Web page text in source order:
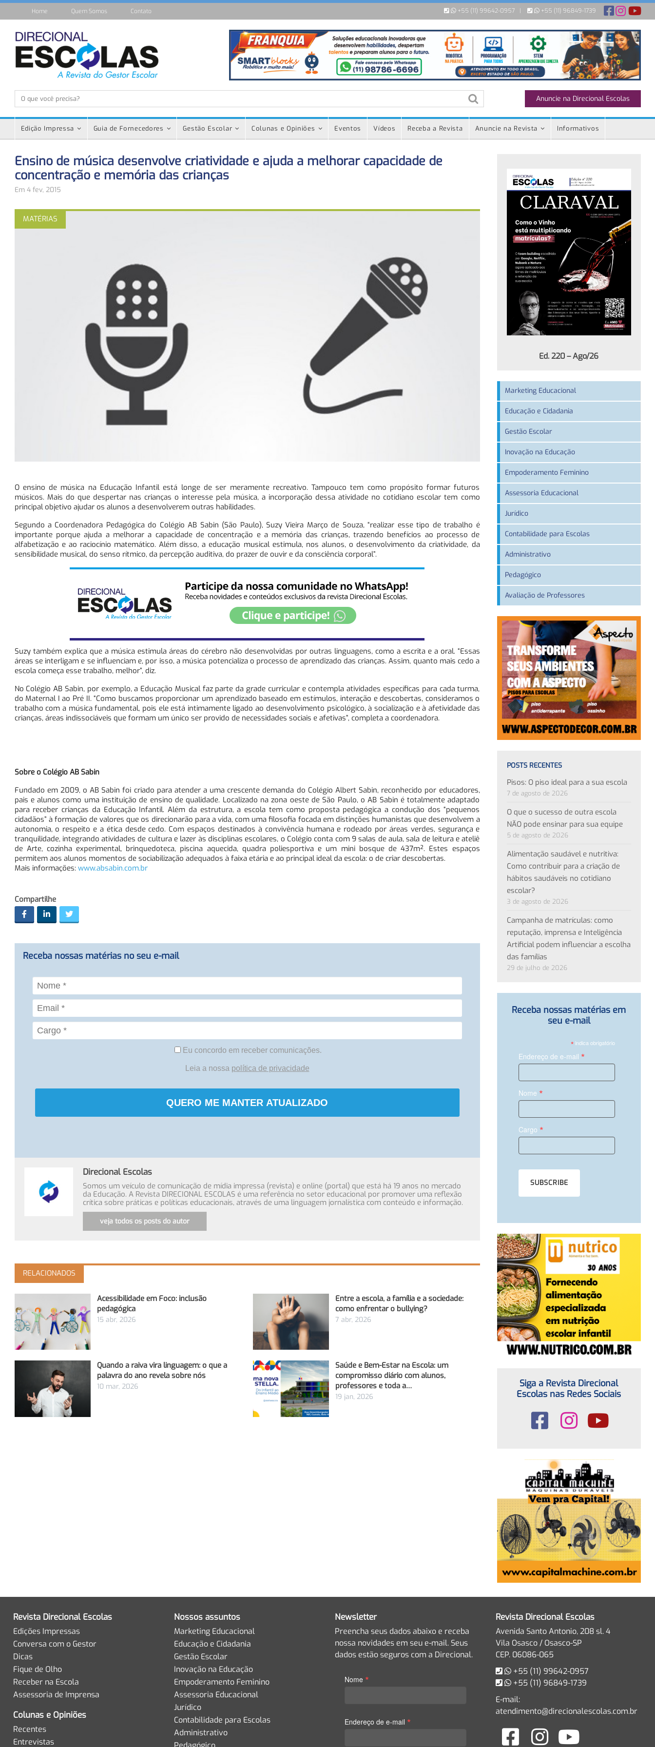
+55 (11) 99642-0957 | +55 (11) 96849-1739
Home Quem Somos Contato
Anuncie na Direcional Escolas
Edição Impressa Guia de Fornecedores Gestão Escolar Colunas e Opiniões Eventos Vídeos Receba a Revista Anuncie na Revista Informativos
Ensino de música desenvolve criatividade e ajuda a melhorar capacidade de
concentração e memória das crianças
Em 4 fev, 2015
MATÉRIAS
O ensino de música na Educação Infantil está longe de ser meramente recreativo. Tampouco tem como propósito formar futuros
músicos. Mais do que despertar nas crianças o interesse pela música, a incorporação dessa atividade no cotidiano escolar tem como
principal objetivo ajudar os alunos a desenvolverem outras habilidades.
Segundo a Coordenadora Pedagógica do Colégio AB Sabin (São Paulo), Suzy Vieira Março de Souza, “realizar esse tipo de trabalho é
importante porque ajuda a melhorar a capacidade de concentração e a memória das crianças, trazendo benefícios ao processo de
alfabetização e ao raciocínio matemático. Além disso, a educação musical estimula, nos alunos, o desenvolvimento da criatividade, da
sensibilidade musical, do senso rítmico, da percepção auditiva, do prazer de ouvir e da consciência corporal”.
Suzy também explica que a música estimula áreas do cérebro não desenvolvidas por outras linguagens, como a escrita e a oral. “Essas
áreas se interligam e se influenciam e, por isso, a música potencializa o processo de aprendizado das crianças. Assim, quanto mais cedo a
escola começa esse trabalho, melhor”, diz.
No Colégio AB Sabin, por exemplo, a Educação Musical faz parte da grade curricular e contempla atividades específicas para cada turma,
do Maternal I ao Pré II. “Como buscamos proporcionar um aprendizado baseado em estímulos, interação e descobertas, consideramos o
trabalho com a música fundamental, pois ele está intimamente ligado ao desenvolvimento psicológico, à socialização e à afetividade das
crianças, áreas indissociáveis que formam um único ser provido de necessidades sociais e afetivas”, completa a coordenadora.
Sobre o Colégio AB Sabin
Fundado em 2009, o AB Sabin foi criado para atender a uma crescente demanda do Colégio Albert Sabin, reconhecido por educadores,
pais e alunos como uma instituição de ensino de qualidade. Localizado na zona oeste de São Paulo, o AB Sabin é totalmente adaptado
para receber crianças da Educação Infantil. Além da estrutura, a escola tem como proposta pedagógica a condução dos “pequenos
cidadãos” à formação de valores que os direcionarão para a vida, com uma filosofia focada em distinções humanistas que desenvolvem a
autonomia, o respeito e a ética desde cedo. Com espaços destinados à convivência humana e rodeado por áreas verdes, segurança e
tranquilidade, integrando atividades de cultura e lazer às disciplinas escolares, o Colégio conta com 9 salas de aula, sala de leitura e ateliê
de Arte, cozinha experimental, brinquedoteca, piscina aquecida, quadra poliesportiva e um mini bosque de 437m². Estes espaços
permitem aos alunos momentos de sociabilização adequados à faixa etária e ao principal ideal da escola: o de criar descobertas.
Mais informações: www.absabin.com.br
Compartilhe
Receba nossas matérias no seu e-mail
Eu concordo em receber comunicações.
Leia a nossa política de privacidade
QUERO ME MANTER ATUALIZADO
Direcional Escolas
Somos um veículo de comunicação de mídia impressa (revista) e online (portal) que está há 19 anos no mercado
da Educação. A Revista DIRECIONAL ESCOLAS é uma referência no setor educacional por promover uma reflexão
crítica sobre práticas e políticas educacionais, através de uma linguagem jornalística com conteúdo e informação.
veja todos os posts do autor
RELACIONADOS
Acessibilidade em Foco: inclusão
pedagógica
15 abr, 2026
Entre a escola, a família e a sociedade:
como enfrentar o bullying?
7 abr, 2026
Quando a raiva vira linguagem: o que a
palavra do ano revela sobre nós
10 mar, 2026
Saúde e Bem-Estar na Escola: um
compromisso diário com alunos,
professores e toda a…
19 jan, 2026
Ed. 220 – Ago/26
Marketing Educacional
Educação e Cidadania
Gestão Escolar
Inovação na Educação
Empoderamento Feminino
Assessoria Educacional
Jurídico
Contabilidade para Escolas
Administrativo
Pedagógico
Avaliação de Professores
POSTS RECENTES
Pisos: O piso ideal para a sua escola
7 de agosto de 2026
O que o sucesso de outra escola
NÃO pode ensinar para sua equipe
5 de agosto de 2026
Alimentação saudável e nutritiva:
Como contribuir para a criação de
hábitos saudáveis no cotidiano
escolar?
3 de agosto de 2026
Campanha de matrículas: como
reputação, imprensa e Inteligência
Artificial podem influenciar a escolha
das famílias
29 de julho de 2026
Receba nossas matérias em
seu e-mail
* indica obrigatório
Endereço de e-mail *
Nome *
Cargo *
Siga a Revista Direcional
Escolas nas Redes Sociais
Revista Direcional Escolas
Edições Impressas
Conversa com o Gestor
Dicas
Fique de Olho
Receber na Escola
Assessoria de Imprensa
Colunas e Opiniões
Recentes
Entrevistas
Nossos assuntos
Marketing Educacional
Educação e Cidadania
Gestão Escolar
Inovação na Educação
Empoderamento Feminino
Assessoria Educacional
Jurídico
Contabilidade para Escolas
Administrativo
Newsletter
Preencha seus dados abaixo e receba
nossa novidades em seu e-mail. Seus
dados estão seguros com a Direcional.
Nome *
Endereço de e-mail *
Revista Direcional Escolas
Avenida Santo Antonio, 208 sl. 4
Vila Osasco / Osasco-SP
CEP. 06086-065
+55 (11) 99642-0957
+55 (11) 96849-1739
E-mail:
atendimento@direcionalescolas.com.br